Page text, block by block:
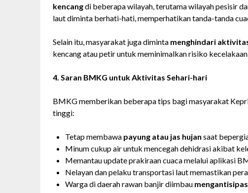
kencangdi beberapa wilayah, terutama wilayah pesisir
laut diminta berhati-hati, memperhatikan tanda-tanda
Selain itu, masyarakat juga diminta menghindari
kencang atau petir untuk meminimalkan risiko
4. Saran BMKG untuk Aktivitas Sehari-hari
BMKG memberikan beberapa tips bagi masyarakat
tinggi:
Tetap membawa payung atau jas hujan saat
Minum cukup air untuk mencegah dehidrasi akibat
Memantau update prakiraan cuaca melalui aplikasi
Nelayan dan pelaku transportasi laut memastikan
Warga di daerah rawan banjir diimbau